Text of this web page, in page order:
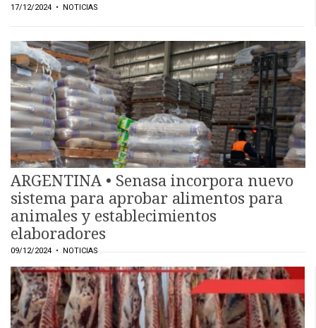
17/12/2024 • NOTICIAS
ARGENTINA • Senasa incorpora nuevo
sistema para aprobar alimentos para
animales y establecimientos
elaboradores
09/12/2024 • NOTICIAS